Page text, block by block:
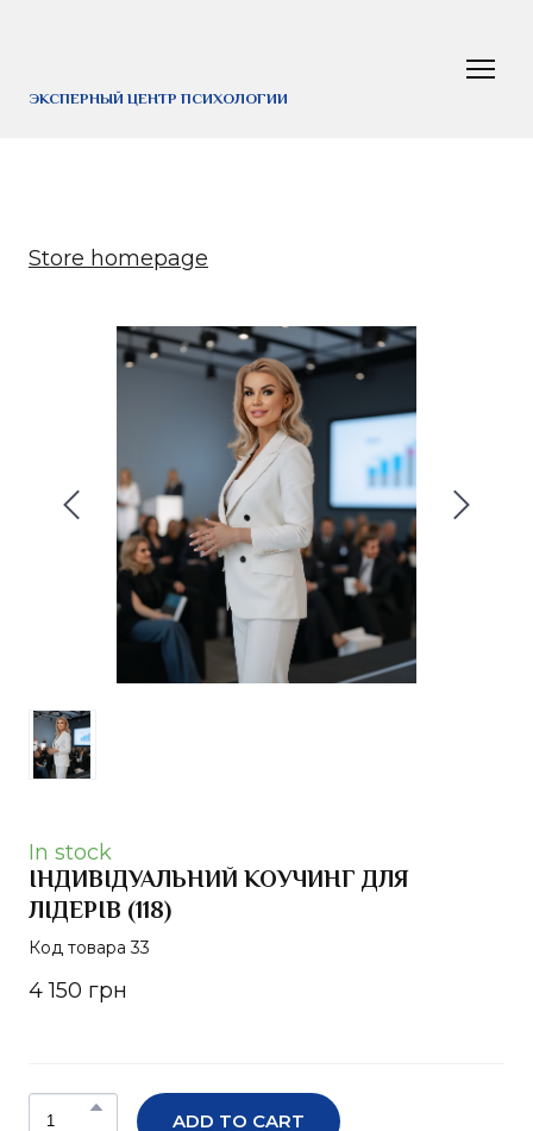
ЭКСПЕРНЫЙ ЦЕНТР ПСИХОЛОГИИ
Store homepage
In stock
ІНДИВІДУАЛЬНИЙ КОУЧИНГ ДЛЯ
ЛІДЕРІВ (118)
Код товара 33
4 150 грн
ADD TO CART